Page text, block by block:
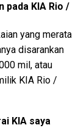
pada KIA Rio /
yang merata
disarankan
mil, atau
KIA Rio /
KIA saya